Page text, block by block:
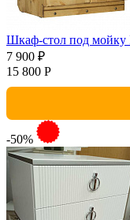
Шкаф-стол под
7 900 ₽
15 800 Р
-50%